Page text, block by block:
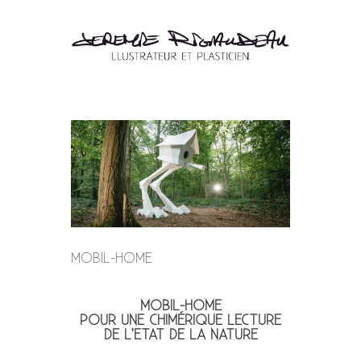
MOBIL-HOME
MOBIL-HOME
POUR UNE CHIMÉRIQUE LECTURE
DE L’ETAT DE LA NATURE